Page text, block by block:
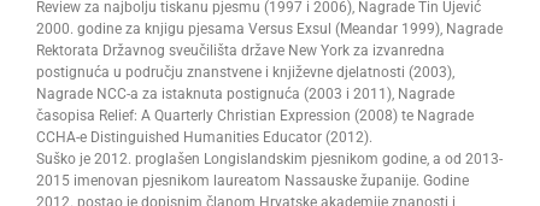
Review za najbolju tiskanu pjesmu (1997 i 2006), Nagrade Tin Ujević
2000. godine za knjigu pjesama Versus Exsul (Meandar 1999), Nagrade
Rektorata Državnog sveučilišta države New York za izvanredna
postignuća u području znanstvene i književne djelatnosti (2003),
Nagrade NCC-a za istaknuta postignuća (2003 i 2011), Nagrade
časopisa Relief: A Quarterly Christian Expression (2008) te Nagrade
CCHA-e Distinguished Humanities Educator (2012).
Suško je 2012. proglašen Longislandskim pjesnikom godine, a od 2013-
2015 imenovan pjesnikom laureatom Nassauske županije. Godine
2012. postao je dopisnim članom Hrvatske akademije znanosti i